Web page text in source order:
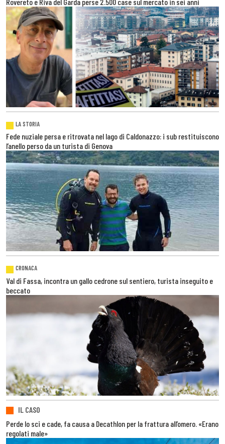
LA STORIA
Fede nuziale persa e ritrovata nel lago di Caldonazzo: i sub restituiscono
l’anello perso da un turista di Genova
CRONACA
Val di Fassa, incontra un gallo cedrone sul sentiero, turista inseguito e
beccato
IL CASO
Perde lo sci e cade, fa causa a Decathlon per la frattura all’omero. «Erano
regolati male»